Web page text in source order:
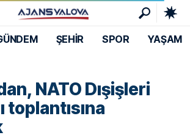
ŞEHİR SPOR YAŞAM
NATO Dışişleri
toplantısına